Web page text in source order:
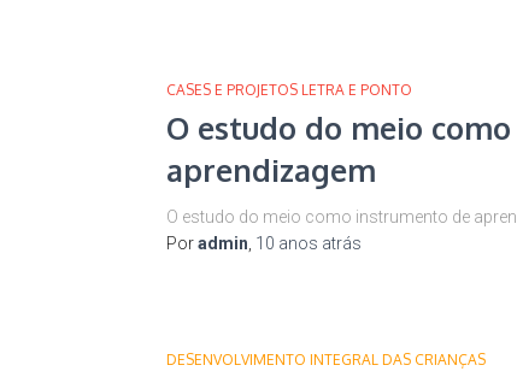
CASES E PROJETOS LETRA E PONTO
O estudo do meio
aprendizagem
O estudo do meio como instrumento de
Poradmin 10 anos atrás
DESENVOLVIMENTO INTEGRAL DAS CRIANÇAS